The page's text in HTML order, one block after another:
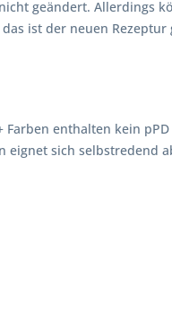
geändert. Allerdings
ist der neuen
enthalten kein
eignet sich